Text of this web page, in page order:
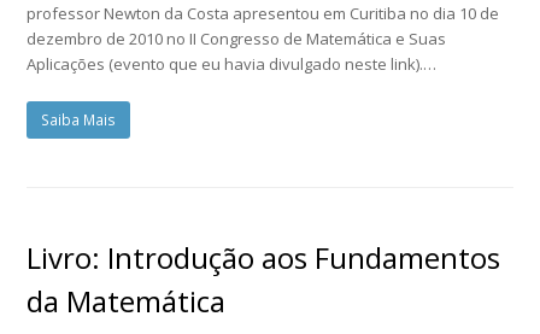
professor Newton da Costa apresentou em Curitiba no dia 10 de
dezembro de 2010 no II Congresso de Matemática e Suas
Aplicações (evento que eu havia divulgado neste link).…
Saiba Mais
Livro: Introdução aos Fundamentos
da Matemática